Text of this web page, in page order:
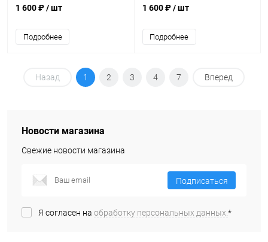
1 600 ₽/ шт
Подробнее
1 600 ₽/ шт
Подробнее
Назад 1 2 3 4 7 Вперед
Новости магазина
Свежие новости магазина
Подписаться
Я согласен на обработку персональных данных.*